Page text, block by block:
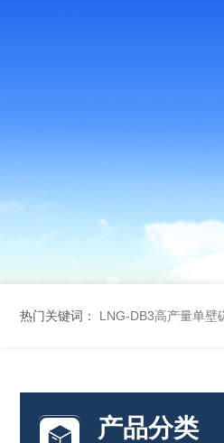
热门关键词： LNG-DB3高产量单壁
产品分类